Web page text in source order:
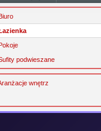
podwieszane
wnętrz